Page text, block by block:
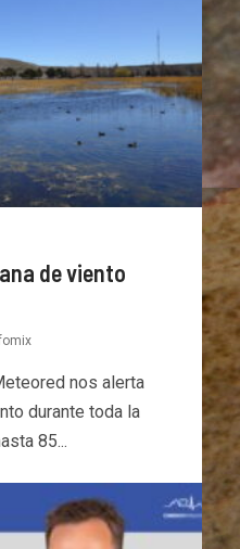
de viento
nos alerta
durante toda la
85...